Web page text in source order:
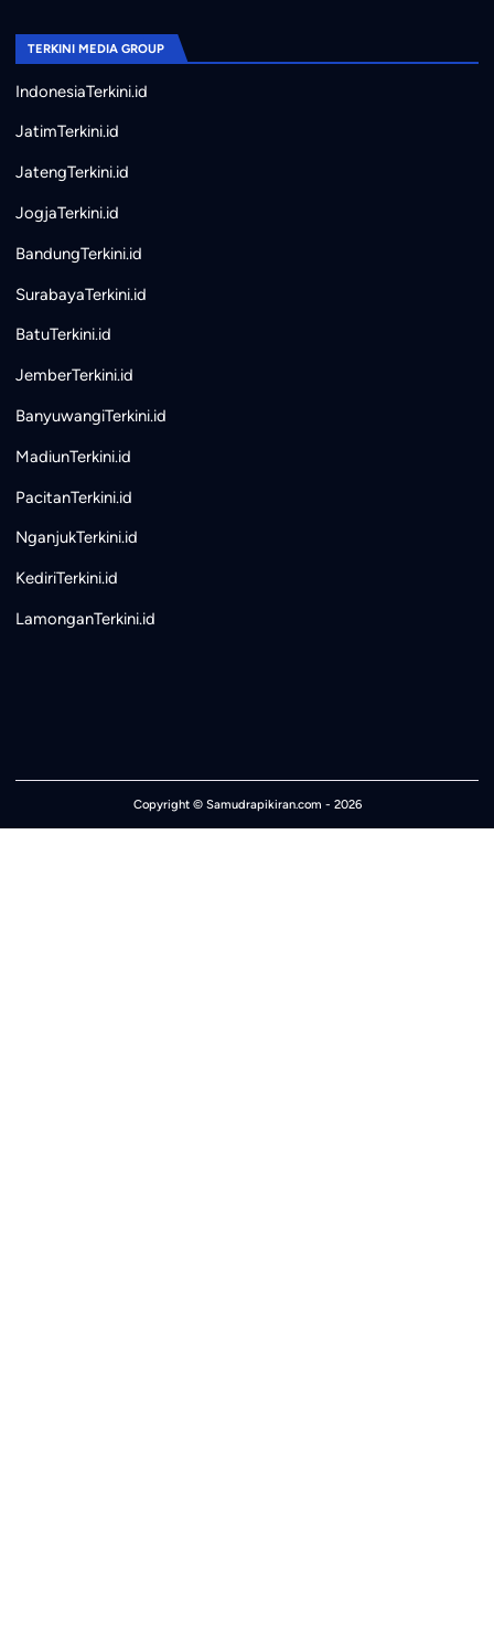
TERKINI MEDIA GROUP
IndonesiaTerkini.id
JatimTerkini.id
JatengTerkini.id
JogjaTerkini.id
BandungTerkini.id
SurabayaTerkini.id
BatuTerkini.id
JemberTerkini.id
BanyuwangiTerkini.id
MadiunTerkini.id
PacitanTerkini.id
NganjukTerkini.id
KediriTerkini.id
LamonganTerkini.id
Copyright © Samudrapikiran.com - 2026